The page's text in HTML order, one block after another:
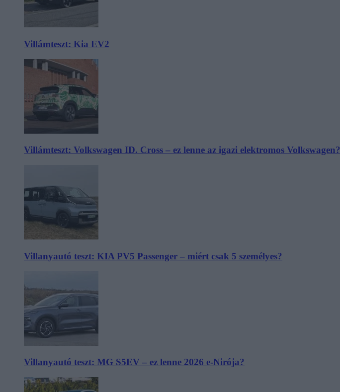
Villámteszt: Kia EV2
Villámteszt: Volkswagen ID. Cross – ez lenne az igazi elektromos Volkswagen?
Villanyautó teszt: KIA PV5 Passenger – miért csak 5 személyes?
Villanyautó teszt: MG S5EV – ez lenne 2026 e-Nirója?